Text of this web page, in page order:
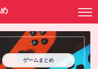
ゲームまとめ